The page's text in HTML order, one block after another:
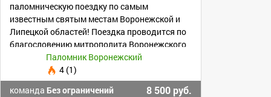
паломническую поездку по самым
известным святым местам Воронежской и
Липецкой областей! Поездка проводится по
благословению митрополита Воронежского
и Лискинского Сергия
Паломник Воронежский
4 (1)
команда Без ограничений 8 500 руб.